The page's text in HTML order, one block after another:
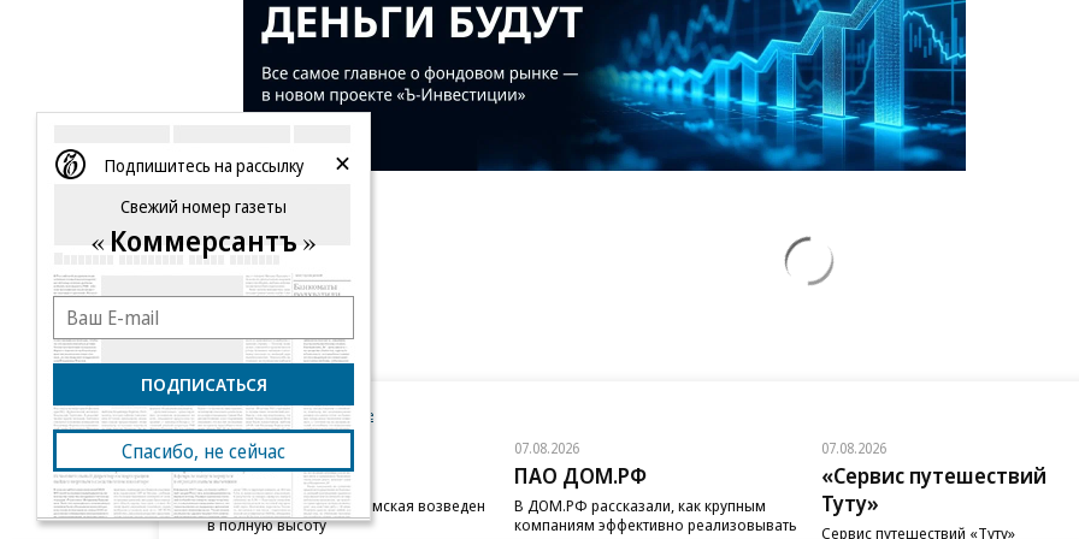
Новости компаний Все
07.08.2026
STONE
Бизнес-центр STONE Римская возведен
в полную высоту
07.08.2026
ПАО ДОМ.РФ
В ДОМ.РФ рассказали, как крупным
компаниям эффективно реализовывать
07.08.2026
«Сервис путешествий
Туту»
Сервис путешествий «Туту»
Подпишитесь на рассылку
Свежий номер газеты
Коммерсантъ
ПОДПИСАТЬСЯ
Спасибо, не сейчас